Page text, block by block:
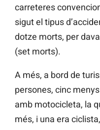
carreteres
sigut el tipus
dotze morts, per
(set morts).
A més, a bord de
persones, cinc
amb motocicleta, la
més, i una era